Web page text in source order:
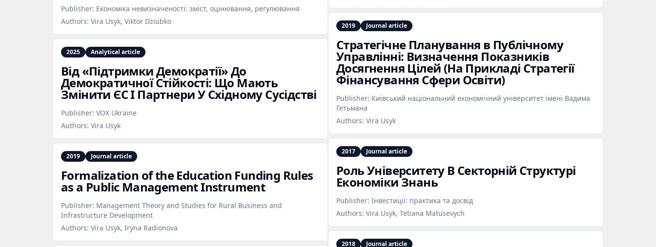
Publisher: Економіка невизначеності: зміст, оцінювання, регулювання
Authors: Vira Usyk, Viktor Dziubko
2025 Analytical article
Від «Підтримки Демократії» До
Демократичної Стійкості: Що Мають
Змінити ЄС І Партнери У Східному Сусідстві
Publisher: VOX Ukraine
Authors: Vira Usyk
2019 Journal article
Formalization of the Education Funding Rules
as a Public Management Instrument
Publisher: Management Theory and Studies for Rural Business and
Infrastructure Development
Authors: Vira Usyk, Iryna Radionova
2019 Journal article
Стратегічне Планування в Публічному
Управлінні: Визначення Показників
Досягнення Цілей (На Прикладі Стратегії
Фінансування Сфери Освіти)
Publisher: Київський національний економічний університет імені Вадима
Гетьмана
Authors: Vira Usyk
2017 Journal article
Роль Університету В Секторній Структурі
Економіки Знань
Publisher: Інвестиції: практика та досвід
Authors: Vira Usyk, Tetiana Matusevych
2018 Journal article